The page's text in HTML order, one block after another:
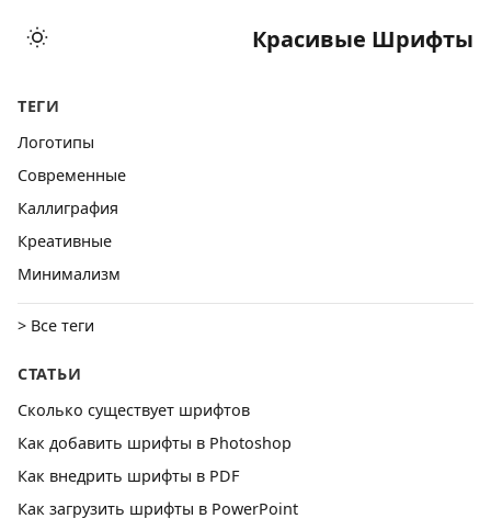
Красивые Шрифты
ТЕГИ
Логотипы
Cовременные
Каллиграфия
Креативные
Минимализм
> Все теги
СТАТЬИ
Сколько существует шрифтов
Как добавить шрифты в Photoshop
Как внедрить шрифты в PDF
Как загрузить шрифты в PowerPoint